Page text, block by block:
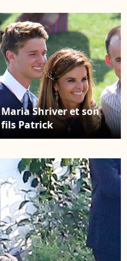
Maria Shriver et son
fils Patrick
Schwarzenegger lors
diplôme à Los Angeles
en 2012.